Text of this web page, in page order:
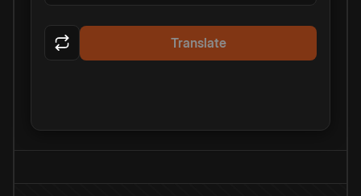
Translate